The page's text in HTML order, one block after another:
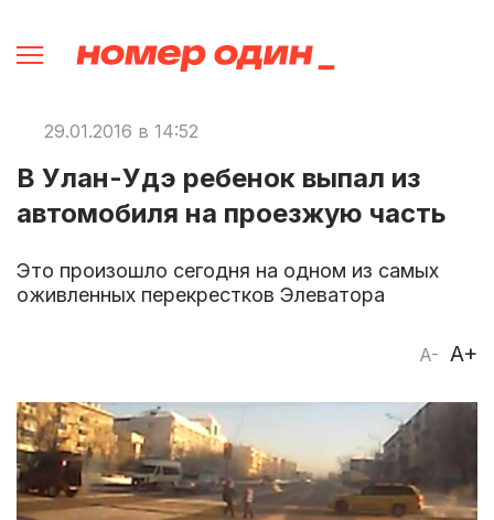
29.01.2016 в 14:52
В Улан-Удэ ребенок выпал из
автомобиля на проезжую часть
Это произошло сегодня на одном из самых
оживленных перекрестков Элеватора
A- A+